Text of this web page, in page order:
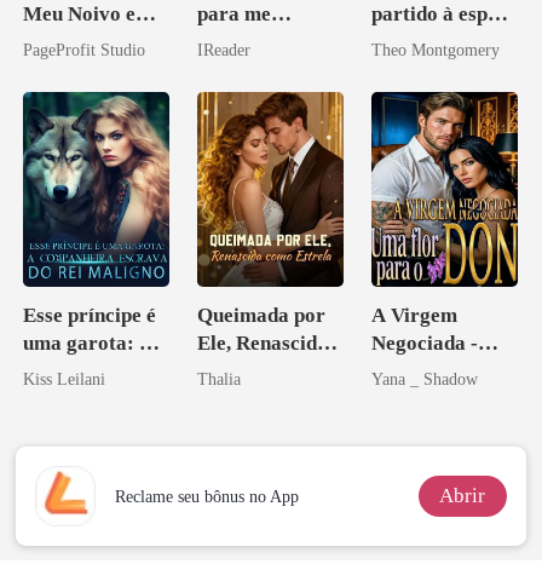
Meu Noivo e
Casei com o
Inimigo Dele
PageProfit Studio
para me
reconquistar!
IReader
partido à esposa
de um bilionário
Theo Montgomery
Esse príncipe é
uma garota: A
companheira
Kiss Leilani
Queimada por
Ele, Renascida
como Estrela
Thalia
A Virgem
Negociada -
Uma flor para o
Yana _ Shadow
Reclame seu bônus no App Abrir